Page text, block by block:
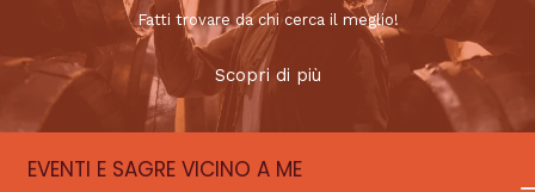
Fatti trovare da chi cerca il meglio!
Scopri di più
EVENTI E SAGRE VICINO A ME